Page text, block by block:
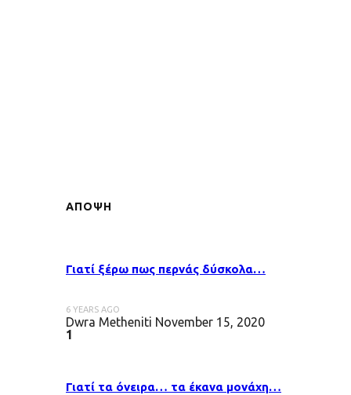
ΑΠΟΨΗ
Γιατί ξέρω πως περνάς δύσκολα…
6 YEARS AGO
Dwra Metheniti November 15, 2020
1
Γιατί τα όνειρα… τα έκανα μονάχη…